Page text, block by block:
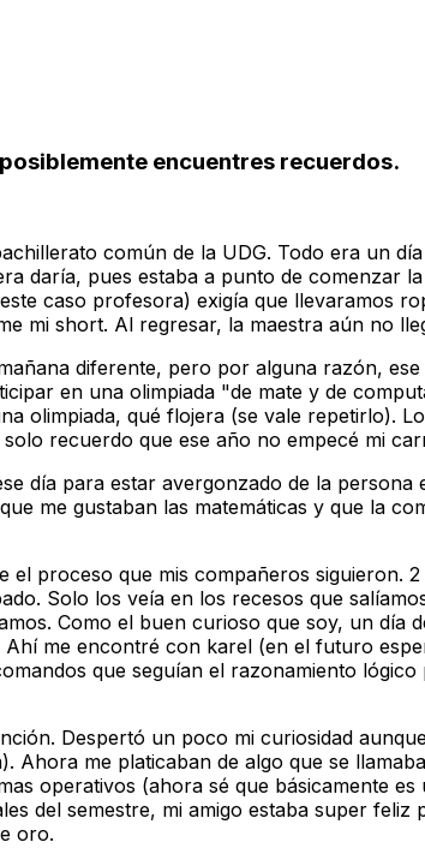
encuentres recuerdos.
común de la UDG. Todo era un
daría, pues estaba a punto de comenzar
caso profesora) exigía que llevaramos
mi short. Al regresar, la maestra aún no
diferente, pero por alguna razón,
en una olimpiada "de mate y de
olimpiada, qué flojera (se vale repetirlo).
recuerdo que ese año no empecé mi
día para estar avergonzado de la
me gustaban las matemáticas y que la
el proceso que mis compañeros siguieron.
Solo los veía en los recesos que
Como el buen curioso que soy, un día
me encontré con karel (en el futuro
que seguían el razonamiento
Despertó un poco mi curiosidad
Ahora me platicaban de algo que se
operativos (ahora sé que básicamente
del semestre, mi amigo estaba super
oro.